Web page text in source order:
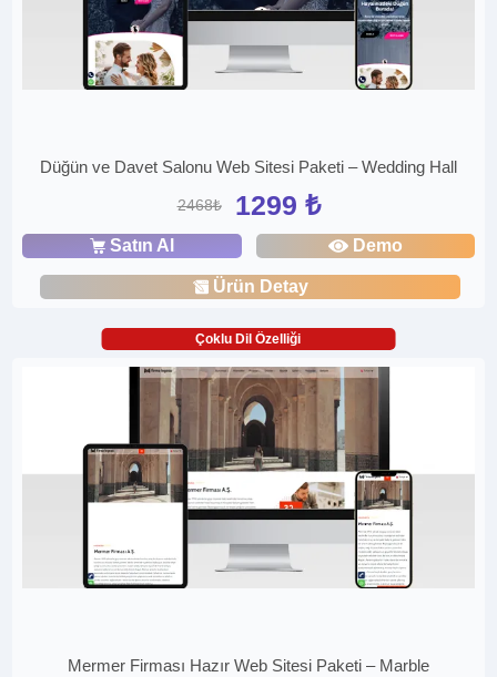
Düğün ve Davet Salonu Web Sitesi Paketi – Wedding Hall
2468₺ 1299 ₺
Satın Al Demo
Ürün Detay
Çoklu Dil Özelliği
Mermer Firması Hazır Web Sitesi Paketi – Marble